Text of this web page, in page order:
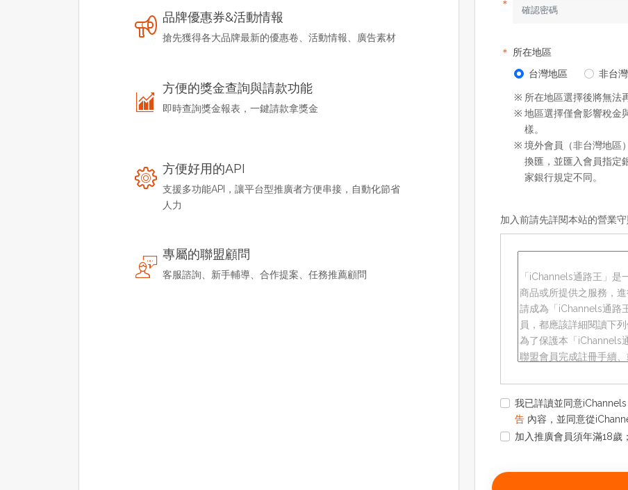
品牌優惠券&活動情報
搶先獲得各大品牌最新的優惠卷、活動情報、廣告素材
方便的獎金查詢與請款功能
即時查詢獎金報表，一鍵請款拿獎金
方便好用的API
支援多功能API，讓平台型推廣者方便串接，自動化節省
人力
專屬的聯盟顧問
客服諮詢、新手輔導、合作提案、任務推薦顧問
＊
＊ 所在地區
台灣地區
非台
※ 所在地區選擇後將無法
※ 地區選擇僅會影響稅金
樣。
※ 境外會員（非台灣地區
換匯，並匯入會員指定
家銀行規定不同。
加入前請先詳閱本站的營業
我已詳讀並同意
告 內容，並同意從
加入推廣會員須年滿18歲